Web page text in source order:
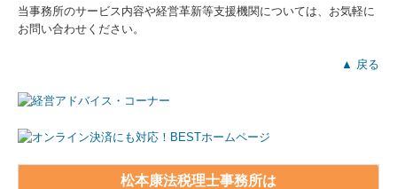
当事務所のサービス内容や経営革新等支援機関については、お気軽に
お問い合わせください。
▲ 戻る
松本康法税理士事務所は